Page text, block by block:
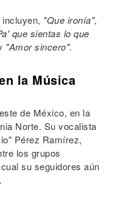
"Que ironía",
que sientas lo que
"Amor sincero".
la Música
de México, en la
Norte. Su vocalista
Pérez Ramírez,
los grupos
su seguidores aún